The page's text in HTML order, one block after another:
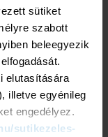
sütiket
szabott
beleegyezik
elutasítására
illetve egyénileg
engedélyez.
sutikezeles-